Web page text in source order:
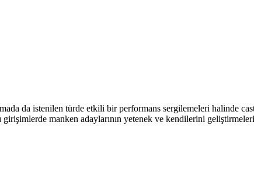
da istenilen türde etkili bir performans sergilemeleri halinde
girişimlerde manken adaylarının yetenek ve kendilerini